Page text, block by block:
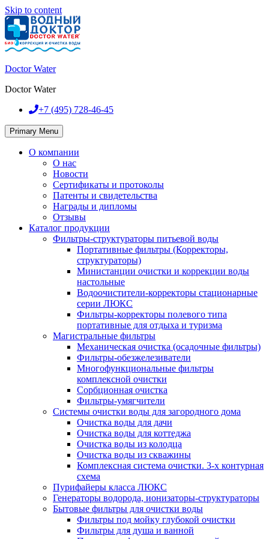
Skip to content
Doctor Water
Doctor Water
+7 (495) 728-46-45
Primary Menu
О компании
О нас
Новости
Сертификаты и протоколы
Патенты и свидетельства
Награды и дипломы
Отзывы
Каталог продукции
Фильтры-структураторы питьевой воды
Портативные фильтры (Корректоры,
структураторы)
Министанции очистки и коррекции воды
настольные
Водоочистители-корректоры стационарные
серии ЛЮКС
Фильтры-корректоры полевого типа
портативные для отдыха и туризма
Магистральные фильтры
Механическая очистка (осадочные фильтры)
Фильтры-обезжелезиватели
Многофункциональные фильтры
комплексной очистки
Сорбционная очистка
Фильтры-умягчители
Системы очистки воды для загородного дома
Очистка воды для дачи
Очистка воды для коттеджа
Очистка воды из колодца
Очистка воды из скважины
Комплексная система очистки. 3-х контурная
схема
Пурифайеры класса ЛЮКС
Генераторы водорода, ионизаторы-структураторы
Бытовые фильтры для очистки воды
Фильтры под мойку глубокой очистки
Фильтры для душа и ванной